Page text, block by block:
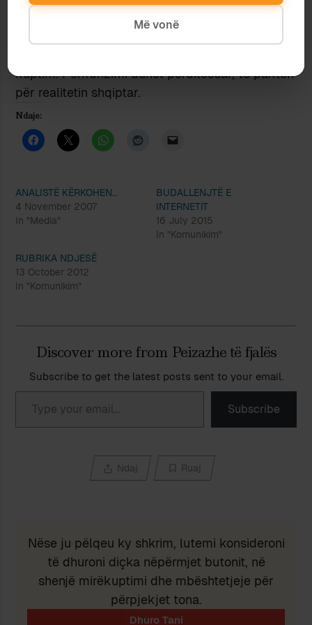
nga plaçka që mbajnë në duar, me synimin e
kuptim. Përkufizimi duhet përditësuar, të paktën
për realitetin shqiptar.
Ndaje:
ANALISTË KËRKOHEN…
4 November 2007
In "Media"
BUDALLENJTË E
INTERNETIT
16 July 2015
In "Komunikim"
RUBRIKA NDJESË
13 October 2012
In "Komunikim"
Discover more from Peizazhe të fjalës
Subscribe to get the latest posts sent to your email.
Type your email…
Subscribe
Ndaj Ruaj
Nëse ju pëlqeu ky shkrim, lutemi konsideroni
të dhuroni diçka nëpërmjet butonit, në
shenjë mirëkuptimi dhe mbështetjeje për
përpjekjet tona.
Më vonë